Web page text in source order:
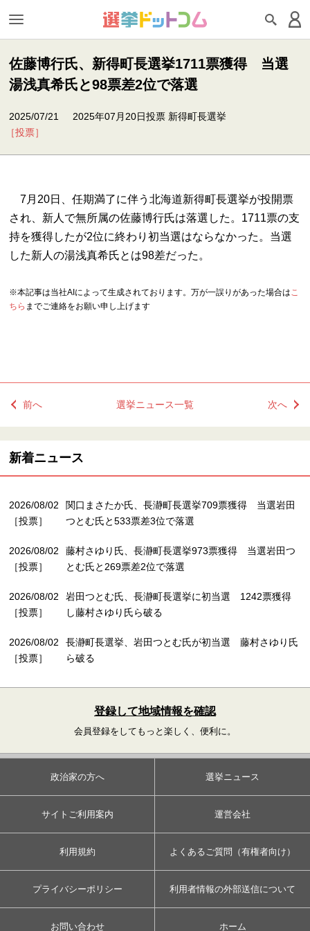
佐藤博行氏、新得町長選挙1711票獲得 当選
湯浅真希氏と98票差2位で落選
2025/07/21
［投票］
2025年07月20日投票 新得町長選挙
7月20日、任期満了に伴う北海道新得町長選挙が投開票
され、新人で無所属の佐藤博行氏は落選した。1711票の支
持を獲得したが2位に終わり初当選はならなかった。当選
した新人の湯浅真希氏とは98差だった。
※本記事は当社AIによって生成されております。万が一誤りがあった場合はこ
ちら までご連絡をお願い申し上げます
前へ 選挙ニュース一覧 次へ
新着ニュース
2026/08/02
［投票］
関口まさたか氏、長瀞町長選挙709票獲得 当選岩田
つとむ氏と533票差3位で落選
2026/08/02
［投票］
藤村さゆり氏、長瀞町長選挙973票獲得 当選岩田つ
とむ氏と269票差2位で落選
2026/08/02
［投票］
岩田つとむ氏、長瀞町長選挙に初当選 1242票獲得
し藤村さゆり氏ら破る
2026/08/02
［投票］
長瀞町長選挙、岩田つとむ氏が初当選 藤村さゆり氏
ら破る
登録して地域情報を確認
会員登録をしてもっと楽しく、便利に。
政治家の方へ 選挙ニュース
サイトご利用案内 運営会社
利用規約 よくあるご質問（有権者向け）
プライバシーポリシー 利用者情報の外部送信について
お問い合わせ ホーム